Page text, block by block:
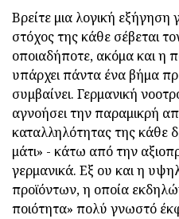
Βρείτε μια λογική
στόχος της κάθε σέβεται
οποιαδήποτε, ακόμα και η
υπάρχει πάντα ένα βήμα
συμβαίνει. Γερμανική
αγνοήσει την παραμικρή
καταλληλότητας της κάθε
μάτι» - κάτω από την
γερμανικά. Εξ ου και η
προϊόντων, η οποία
ποιότητα» πολύ γνωστό